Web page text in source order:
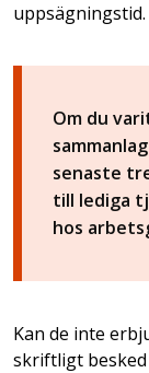
uppsägningstid.
Om du
senaste
till lediga
hos
Kan de inte
skriftligt besked